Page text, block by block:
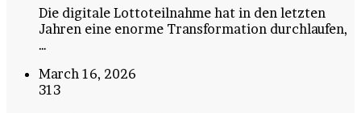
Die digitale Lottoteilnahme hat in den letzten
Jahren eine enorme Transformation durchlaufen,
…
March 16, 2026
313